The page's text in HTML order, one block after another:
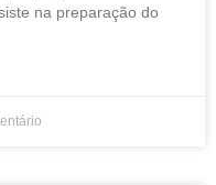
na preparação do